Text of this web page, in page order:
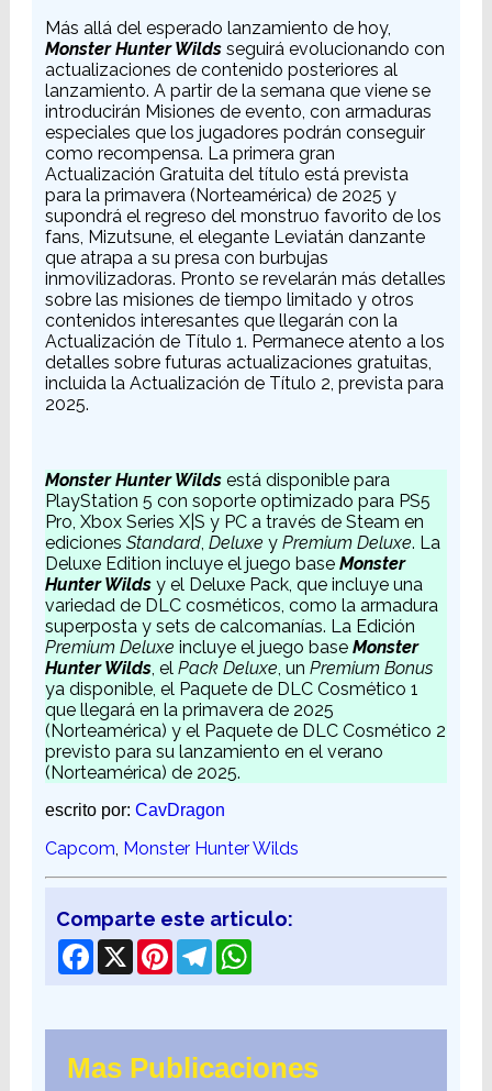
Más allá del esperado lanzamiento de hoy,
Monster Hunter Wildsseguirá evolucionando con
actualizaciones de contenido posteriores al
lanzamiento. A partir de la semana que viene se
introducirán Misiones de evento, con armaduras
especiales que los jugadores podrán conseguir
como recompensa. La primera gran
Actualización Gratuita del título está prevista
para la primavera (Norteamérica) de 2025 y
supondrá el regreso del monstruo favorito de los
fans, Mizutsune, el elegante Leviatán danzante
que atrapa a su presa con burbujas
inmovilizadoras. Pronto se revelarán más detalles
sobre las misiones de tiempo limitado y otros
contenidos interesantes que llegarán con la
Actualización de Título 1. Permanece atento a los
detalles sobre futuras actualizaciones gratuitas,
incluida la Actualización de Título 2, prevista para
2025.
Monster Hunter Wildsestá disponible para
PlayStation 5 con soporte optimizado para PS5
Pro, Xbox Series X|S y PC a través de Steam en
ediciones Standard, Deluxe y Premium Deluxe. La
Deluxe Edition incluye el juego base Monster
Hunter Wildsy el Deluxe Pack, que incluye una
variedad de DLC cosméticos, como la armadura
superposta y sets de calcomanías. La Edición
Premium Deluxe incluye el juego base Monster
Hunter Wilds, el Pack Deluxe, un Premium Bonus
ya disponible, el Paquete de DLC Cosmético 1
que llegará en la primavera de 2025
(Norteamérica) y el Paquete de DLC Cosmético 2
previsto para su lanzamiento en el verano
(Norteamérica) de 2025.
escrito por: CavDragon
Capcom, Monster Hunter Wilds
Comparte este articulo:
Facebook
X PinterestTelegramWhatsApp
Mas Publicaciones